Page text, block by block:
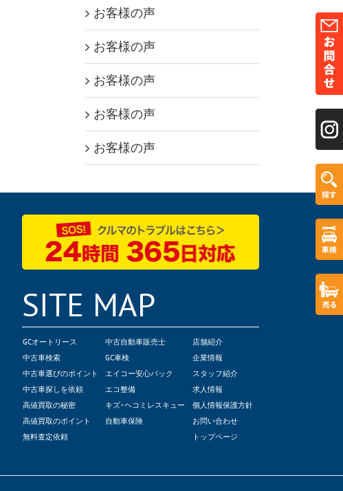
お客様の声
お客様の声
お客様の声
お客様の声
お客様の声
SITE MAP
GCオートリース
中古車検索
中古車選びのポイント
中古車探しを依頼
高値買取の秘密
高値買取のポイント
無料査定依頼
中古自動車販売士
GC車検
エイコー安心パック
エコ整備
キズ･ヘコミレスキュー
自動車保険
店舗紹介
企業情報
スタッフ紹介
求人情報
個人情報保護方針
お問い合わせ
トップページ